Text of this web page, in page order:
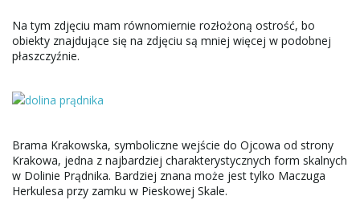
Na tym zdjęciu mam równomiernie rozłożoną ostrość, bo
obiekty znajdujące się na zdjęciu są mniej więcej w podobnej
płaszczyźnie.
Brama Krakowska, symboliczne wejście do Ojcowa od strony
Krakowa, jedna z najbardziej charakterystycznych form skalnych
w Dolinie Prądnika. Bardziej znana może jest tylko Maczuga
Herkulesa przy zamku w Pieskowej Skale.